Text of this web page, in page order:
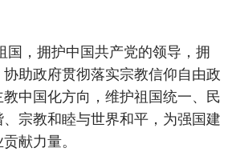
，拥护中国共产党的领导，拥
助政府贯彻落实宗教信仰自由政
中国化方向，维护祖国统一、民
宗教和睦与世界和平，为强国建
献力量。